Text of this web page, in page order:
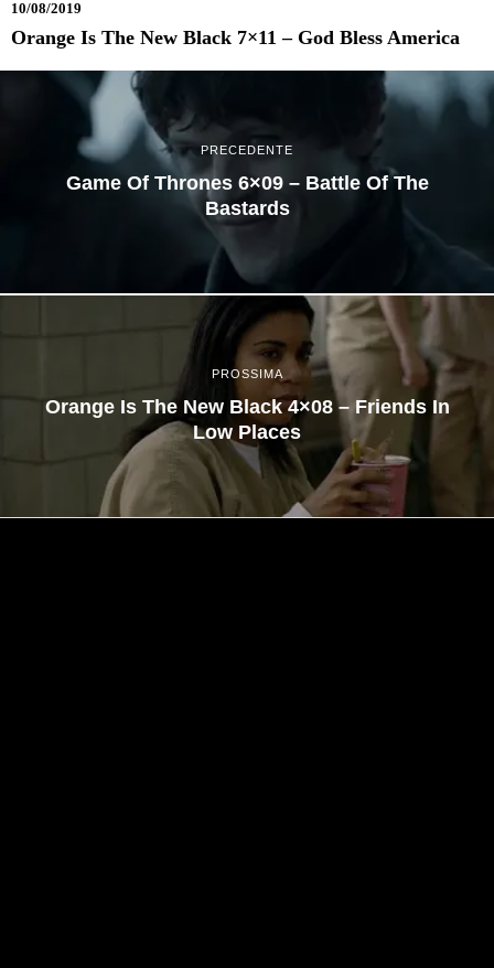
10/08/2019
Orange Is The New Black 7×11 – God Bless America
PRECEDENTE
Game Of Thrones 6×09 – Battle Of The
Bastards
PROSSIMA
Orange Is The New Black 4×08 – Friends In
Low Places